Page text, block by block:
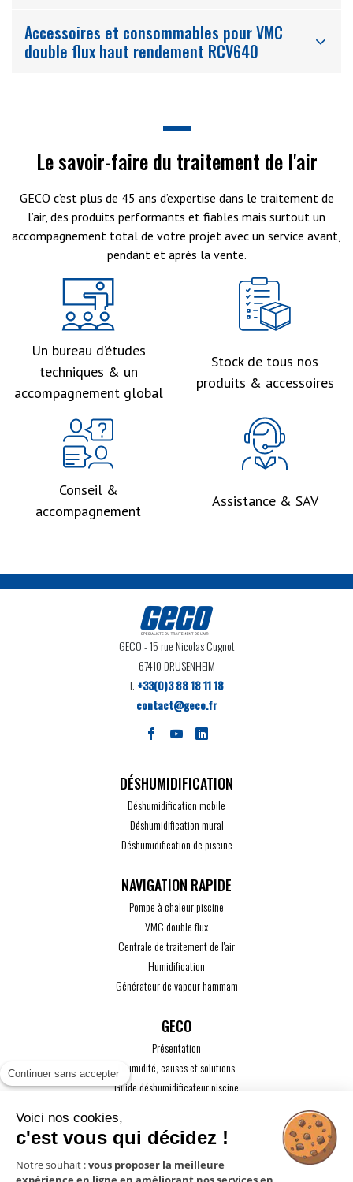
Continuer sans accepter
Voici nos cookies,
c'est vous qui décidez !
Notre souhait :vous proposer la meilleure
Accessoires et consommables pour VMC
double flux haut rendement RCV640
Le savoir-faire du traitement de l'air
GECO c’est plus de 45 ans d’expertise dans le traitement de
l’air, des produits performants et fiables mais surtout un
accompagnement total de votre projet avec un service avant,
pendant et après la vente.
Un bureau d’études
techniques & un
accompagnement global
Stock de tous nos
produits & accessoires
Conseil &
accompagnement
Assistance & SAV
GECO- 15 rue Nicolas Cugnot
67410 DRUSENHEIM
T. +33(0)3 88 18 11 18
contact@geco.fr
DÉSHUMIDIFICATION
Déshumidification mobile
Déshumidification mural
Déshumidification de piscine
Pompe à chaleur piscine
VMC double flux
Centrale de traitement de l'air
Humidification
Générateur de vapeur hammam
GECO
Présentation
L'humidité, causes et solutions
Guide déshumidificateur piscine
Guide VMC
ACTUALITÉS